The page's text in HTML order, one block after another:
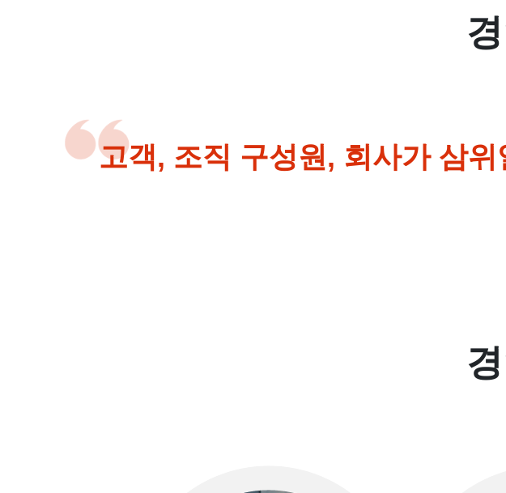
고객, 조직 구성원, 회사가 삼